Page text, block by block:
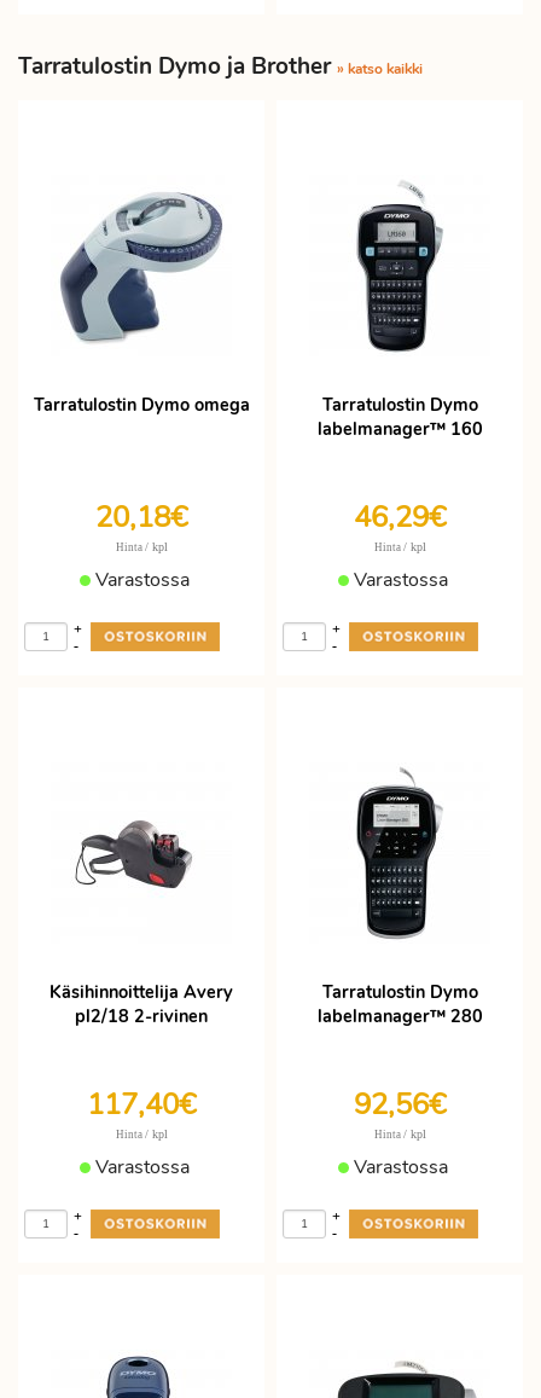
Tarratulostin Dymo ja Brother » katso kaikki
Tarratulostin Dymo omega
20,18€
Hinta / kpl
Varastossa
-
+
Tarratulostin Dymo
labelmanager™ 160
46,29€
Hinta / kpl
Varastossa
-
+
Käsihinnoittelija Avery
pl2/18 2-rivinen
117,40€
Hinta / kpl
Varastossa
-
+
Tarratulostin Dymo
labelmanager™ 280
92,56€
Hinta / kpl
Varastossa
-
+